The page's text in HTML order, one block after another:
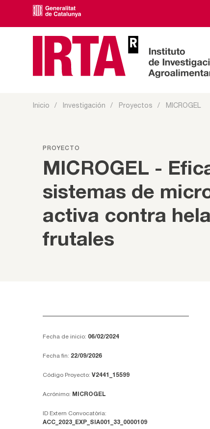
Inicio Investigación Proyectos MICROGEL
PROYECTO
MICROGEL -
sistemas de
activa contra
frutales
Fecha de inicio: 06/02/2024
Fecha fin: 22/09/2026
Código Proyecto: V2441_15599
Acrónimo: MICROGEL
ID Extern Convocatòria:
ACC_2023_EXP_SIA001_33_0000109